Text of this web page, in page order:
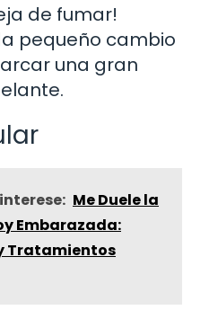
de fumar!
pequeño cambio
una gran
Me Duele la
Embarazada:
Tratamientos